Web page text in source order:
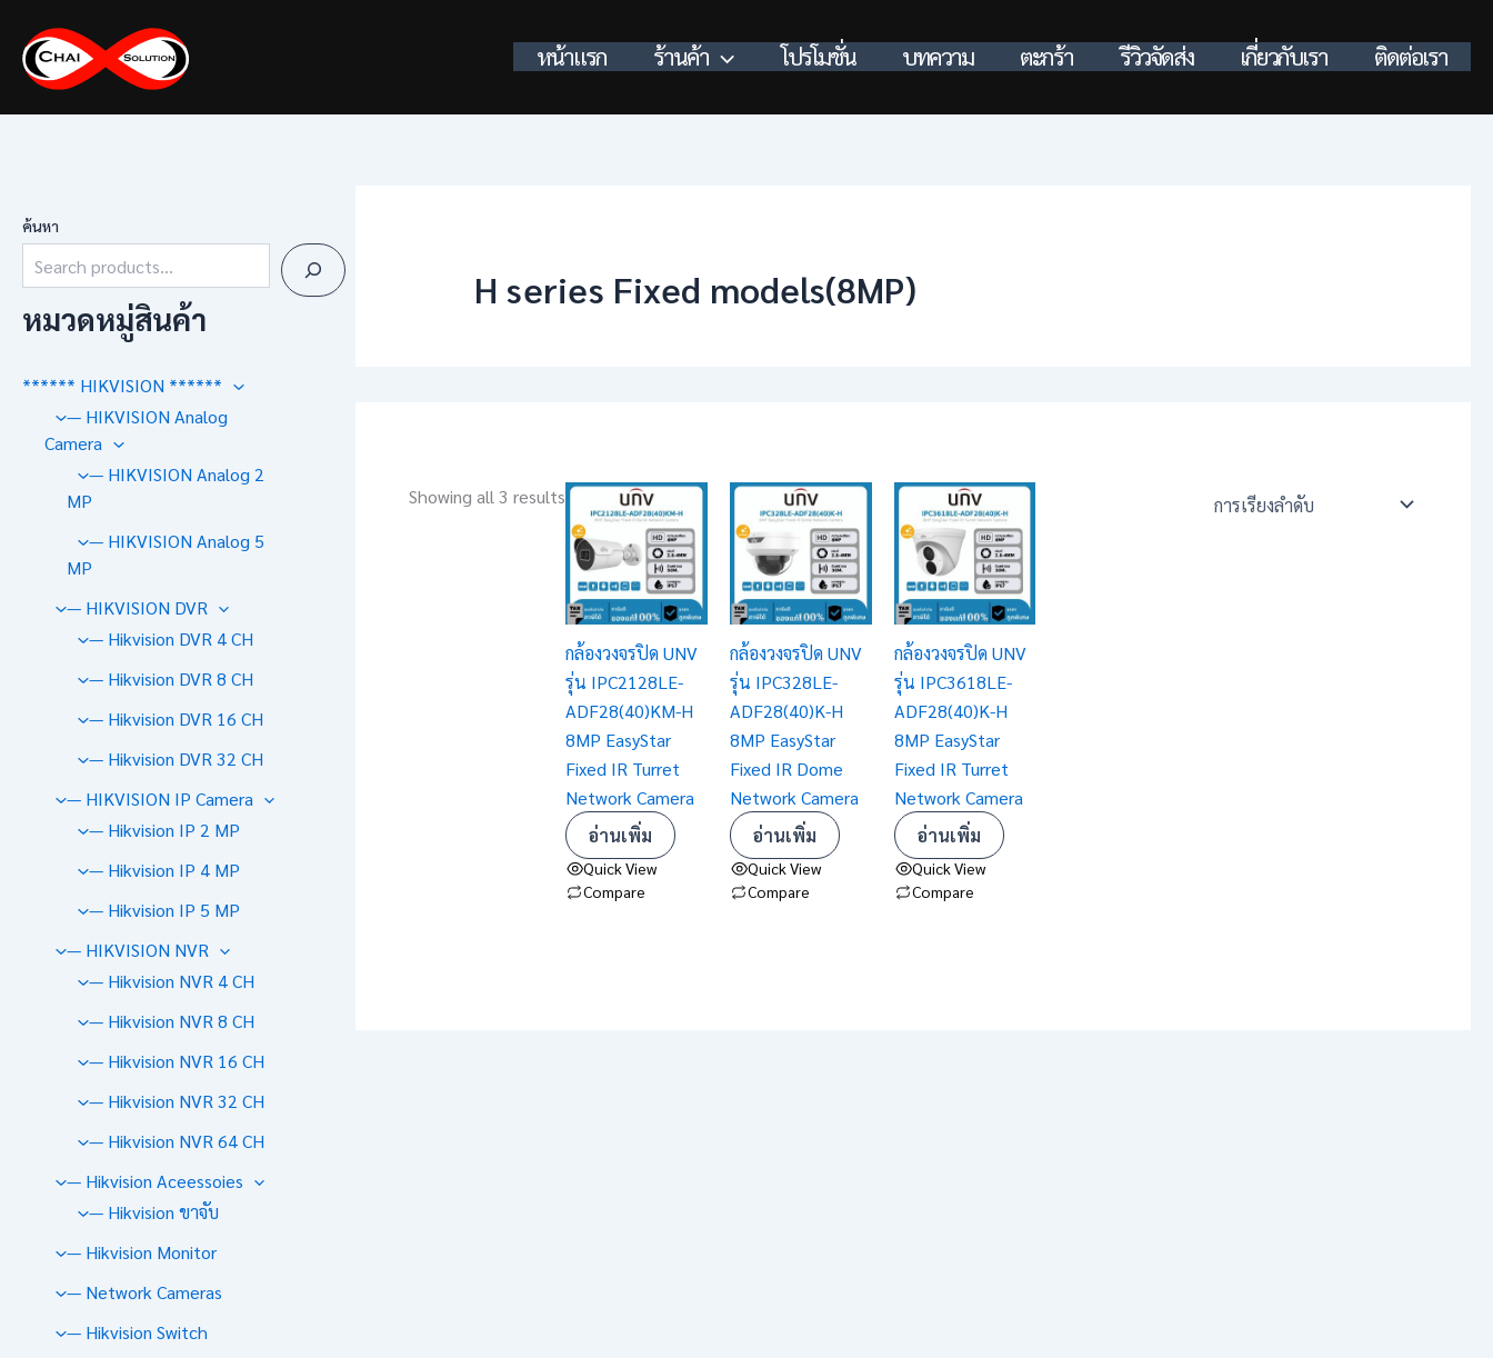
content
หน้าแรก ร้านค้า โปรโมชั่น บทความ ตะกร้า รีวิวจัดส่ง เกี่ยวกับเรา ติดต่อเรา
ค้นหา
หมวดหมู่สินค้า
****** HIKVISION ******
— HIKVISION Analog
Camera
— HIKVISION Analog 2
MP
— HIKVISION Analog 5
MP
— HIKVISION DVR
— Hikvision DVR 4 CH
— Hikvision DVR 8 CH
— Hikvision DVR 16 CH
— Hikvision DVR 32 CH
— HIKVISION IP Camera
— Hikvision IP 2 MP
— Hikvision IP 4 MP
— Hikvision IP 5 MP
— HIKVISION NVR
— Hikvision NVR 4 CH
— Hikvision NVR 8 CH
— Hikvision NVR 16 CH
— Hikvision NVR 32 CH
— Hikvision NVR 64 CH
— Hikvision Aceessoies
— Hikvision ขาจับ
— Hikvision Monitor
— Network Cameras
— Hikvision Switch
H series Fixed models(8MP)
Showing all 3 results
กล้องวงจรปิด UNV
รุ่น IPC2128LE-
ADF28(40)KM-H
8MP EasyStar
Fixed IR Turret
Network Camera
อ่านเพิ่ม
Quick View
Compare
กล้องวงจรปิด UNV
รุ่น IPC328LE-
ADF28(40)K-H
8MP EasyStar
Fixed IR Dome
Network Camera
อ่านเพิ่ม
Quick View
Compare
กล้องวงจรปิด UNV
รุ่น IPC3618LE-
ADF28(40)K-H
8MP EasyStar
Fixed IR Turret
Network Camera
อ่านเพิ่ม
Quick View
Compare